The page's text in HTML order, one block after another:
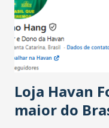
registraram equilíbrio
estabelecimentos no
do observado no mês
novembro. Em relação
cresceu. De acordo
Loja Havan
maior do